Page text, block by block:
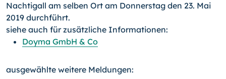
Nachtigall am selben Ort am Donnerstag den 23. Mai
2019 durchführt.
siehe auch für zusätzliche Informationen:
Doyma GmbH & Co
ausgewählte weitere Meldungen: